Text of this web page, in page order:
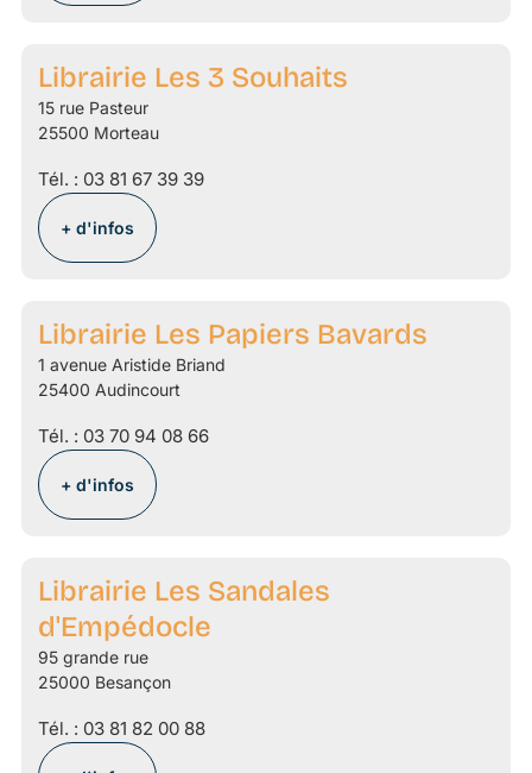
Librairie Les 3 Souhaits
15 rue Pasteur
25500 Morteau
Tél. : 03 81 67 39 39
+ d'infos
Librairie Les Papiers Bavards
1 avenue Aristide Briand
25400 Audincourt
Tél. : 03 70 94 08 66
+ d'infos
Librairie Les Sandales
d'Empédocle
95 grande rue
25000 Besançon
Tél. : 03 81 82 00 88